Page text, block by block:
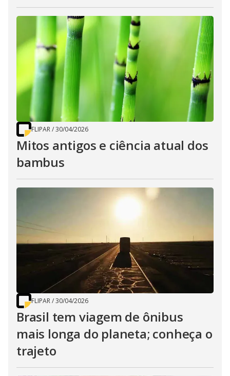
FLIPAR/30/04/2026
Mitos antigos e ciência atual dos
bambus
FLIPAR/30/04/2026
Brasil tem viagem de ônibus
mais longa do planeta; conheça o
trajeto